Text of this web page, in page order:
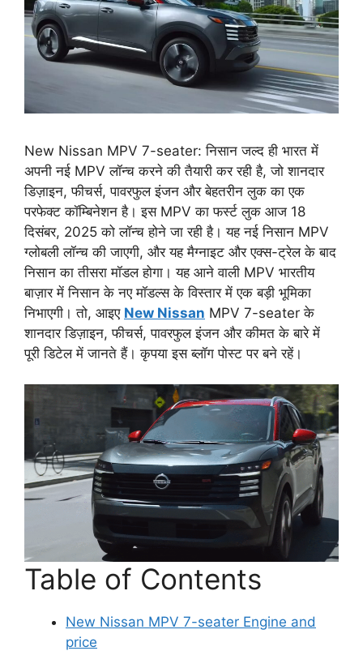
New Nissan MPV 7-seater: निसान जल्द ही भारत में
अपनी नई MPV लॉन्च करने की तैयारी कर रही है, जो शानदार
डिज़ाइन, फीचर्स, पावरफुल इंजन और बेहतरीन लुक का एक
परफेक्ट कॉम्बिनेशन है। इस MPV का फर्स्ट लुक आज 18
दिसंबर, 2025 को लॉन्च होने जा रही है। यह नई निसान MPV
ग्लोबली लॉन्च की जाएगी, और यह मैग्नाइट और एक्स-ट्रेल के बाद
निसान का तीसरा मॉडल होगा। यह आने वाली MPV भारतीय
बाज़ार में निसान के नए मॉडल्स के विस्तार में एक बड़ी भूमिका
निभाएगी। तो, आइए New Nissan MPV 7-seater के
शानदार डिज़ाइन, फीचर्स, पावरफुल इंजन और कीमत के बारे में
पूरी डिटेल में जानते हैं। कृपया इस ब्लॉग पोस्ट पर बने रहें।
Table of Contents
New Nissan MPV 7-seater Engine and
price